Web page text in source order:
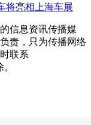
将亮相上海车展
信息资讯传播媒
责，只为传播网络
联系